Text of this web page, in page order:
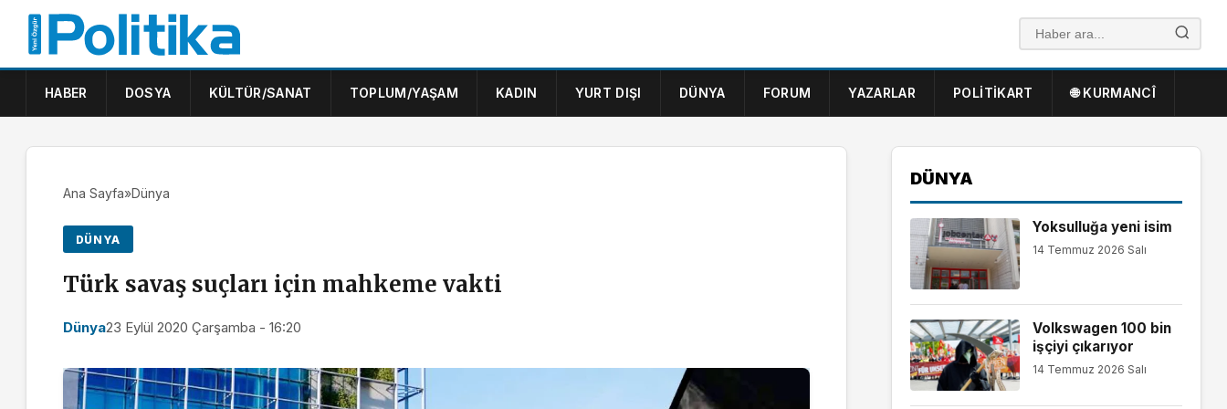
HABER DOSYA KÜLTÜR/SANAT TOPLUM/YAŞAM KADIN YURT DIŞI DÜNYA FORUM YAZARLAR POLITIKART 🌐 KURMANCÎ
Ana Sayfa»Dünya
DÜNYA
Türk savaş suçları için mahkeme vakti
Dünya23 Eylül 2020 Çarşamba - 16:20
DÜNYA
Yoksulluğa yeni isim
14 Temmuz 2026 Salı
Volkswagen 100 bin
işçiyi çıkarıyor
14 Temmuz 2026 Salı